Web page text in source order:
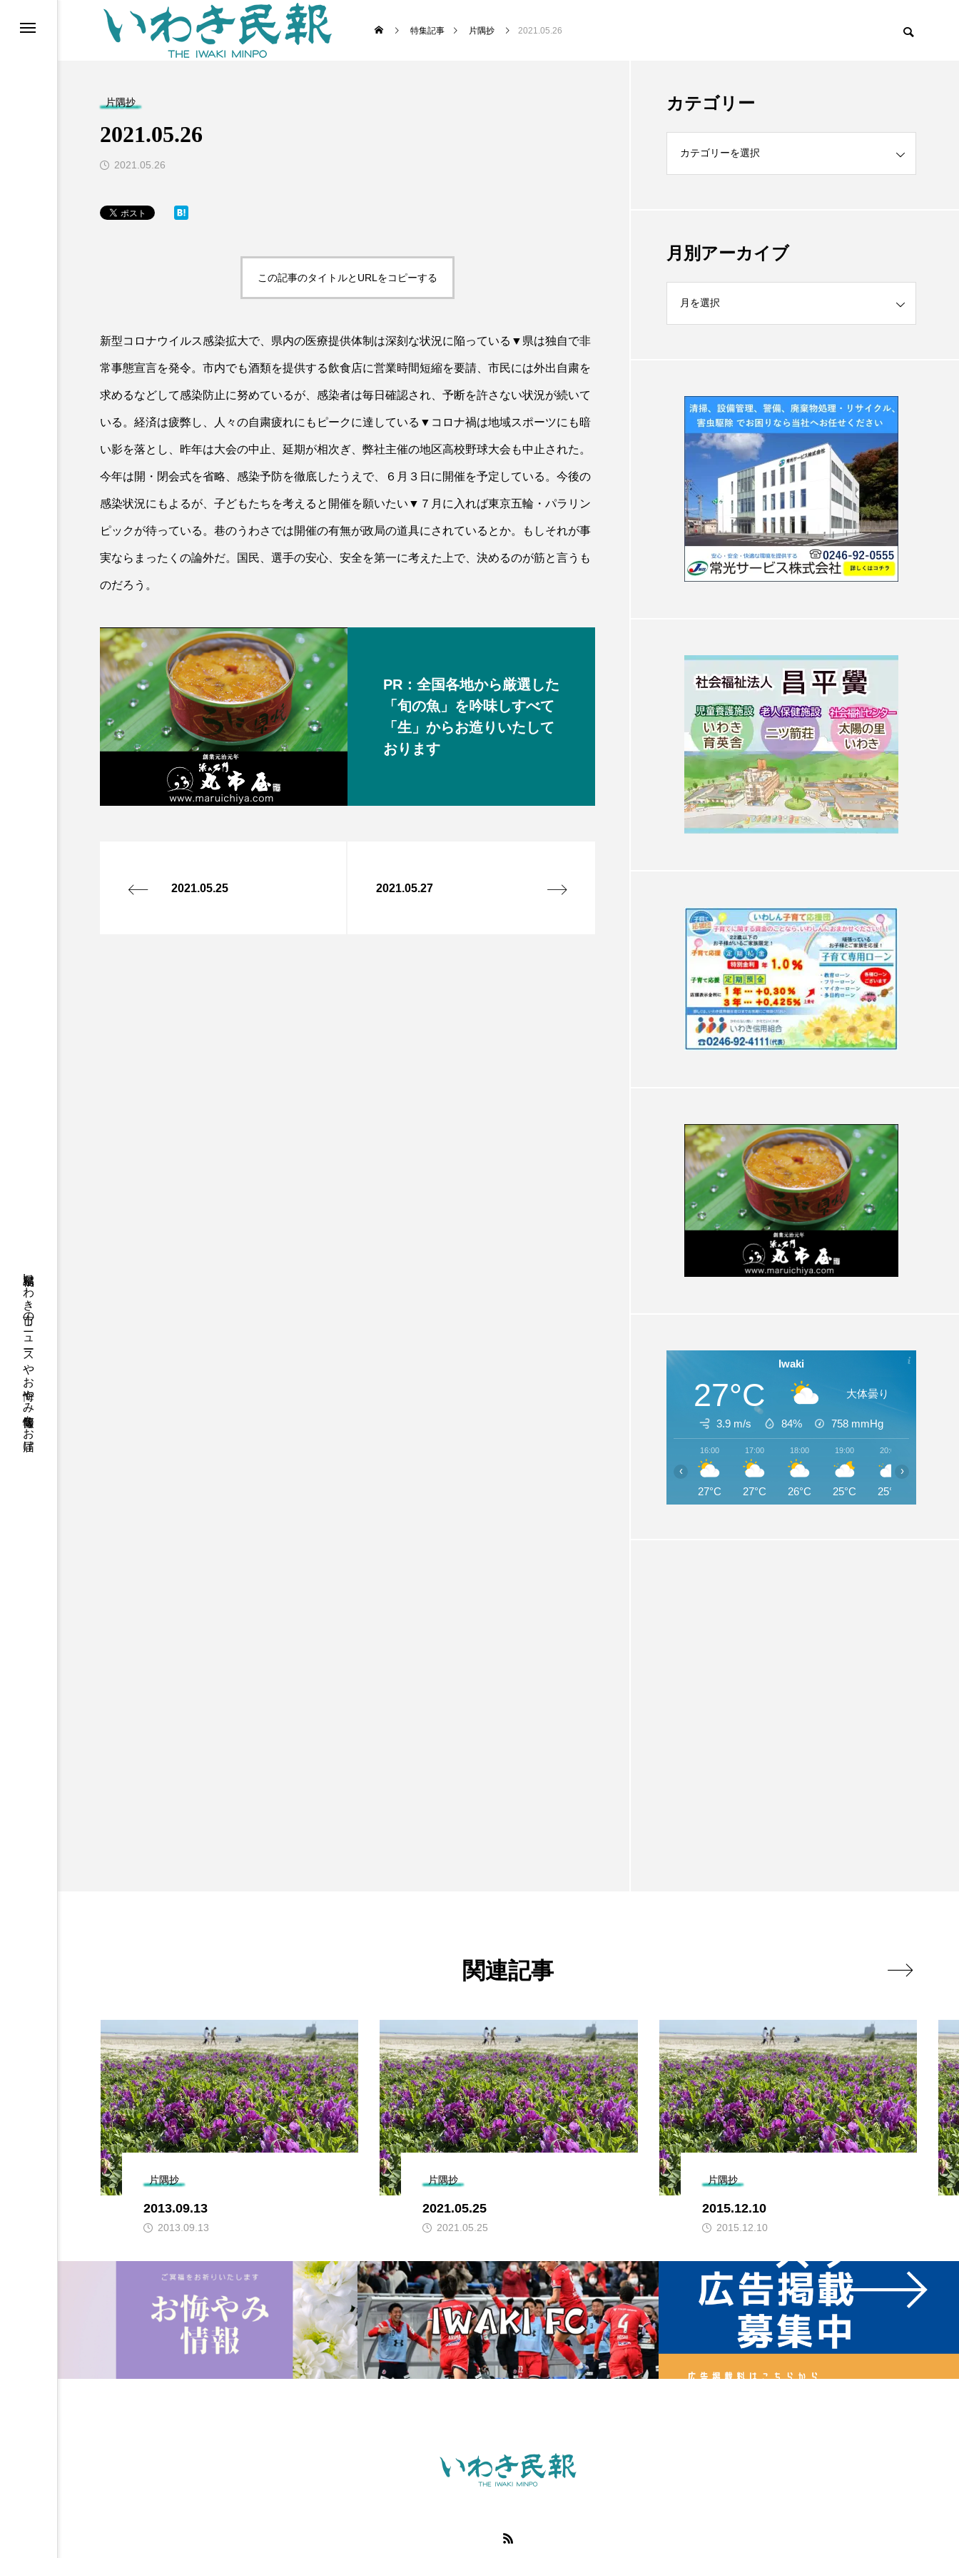
福島県いわき市のニュースやお悔やみ情報等をお届け
特集記事 片隅抄 2021.05.26
片隅抄
2021.05.26
2021.05.26
この記事のタイトルとURLをコピーする
新型コロナウイルス感染拡大で、県内の医療提供体制は深刻な状況に陥っている▼県は独自で非
常事態宣言を発令。市内でも酒類を提供する飲食店に営業時間短縮を要請、市民には外出自粛を
求めるなどして感染防止に努めているが、感染者は毎日確認され、予断を許さない状況が続いて
いる。経済は疲弊し、人々の自粛疲れにもピークに達している▼コロナ禍は地域スポーツにも暗
い影を落とし、昨年は大会の中止、延期が相次ぎ、弊社主催の地区高校野球大会も中止された。
今年は開・閉会式を省略、感染予防を徹底したうえで、６月３日に開催を予定している。今後の
感染状況にもよるが、子どもたちを考えると開催を願いたい▼７月に入れば東京五輪・パラリン
ピックが待っている。巷のうわさでは開催の有無が政局の道具にされているとか。もしそれが事
実ならまったくの論外だ。国民、選手の安心、安全を第一に考えた上で、決めるのが筋と言うも
のだろう。
PR：全国各地から厳選した
「旬の魚」を吟味しすべて
「生」からお造りいたして
おります
2021.05.25 2021.05.27
カテゴリー
月別アーカイブ
Iwaki
27°C 大体曇り
3.9 m/s 84% 758 mmHg
16:00
27°C
17:00
27°C
18:00
26°C
19:00
25°C
20:00
25°C
‹ ›
関連記事
片隅抄
2013.09.13
2013.09.13
片隅抄
2021.05.25
2021.05.25
片隅抄
2015.12.10
2015.12.10
